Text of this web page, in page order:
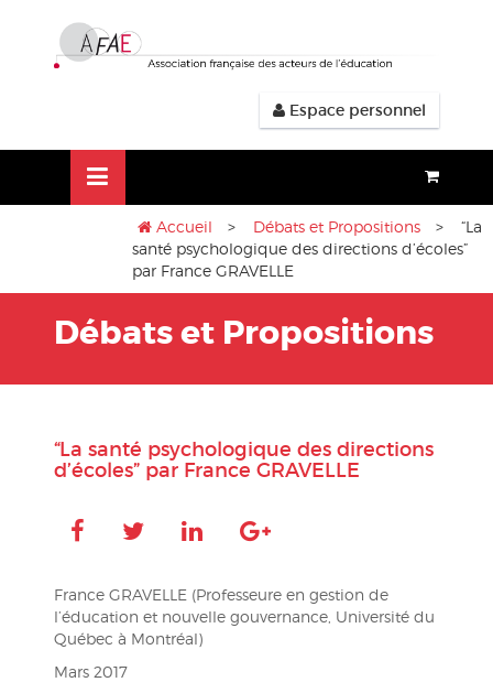
contenu
Espace personnel
Accueil > Débats et Propositions
> “La
santé psychologique des directions d’écoles”
par France GRAVELLE
Débats et Propositions
“La santé psychologique des directions
d’écoles” par France GRAVELLE
France GRAVELLE (Professeure en gestion de
l’éducation et nouvelle gouvernance, Université du
Québec à Montréal)
Mars 2017